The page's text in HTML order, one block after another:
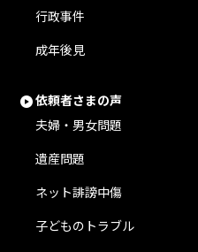
行政事件
成年後見
依頼者さまの声
夫婦・男女問題
遺産問題
ネット誹謗中傷
子どものトラブル